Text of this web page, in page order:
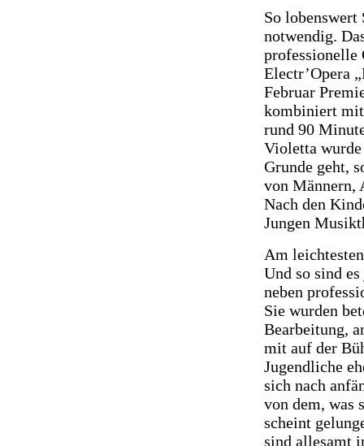
So
notwendig.
professionelle
Electr’Opera
Februar
kombiniert
rund 90
Violetta
Grunde geht,
von Männern,
Nach den
Jungen
Am
Und so sind
neben
Sie wurden
Bearbeitung,
mit auf der
Jugendliche
sich nach
von dem, was
scheint
sind allesamt